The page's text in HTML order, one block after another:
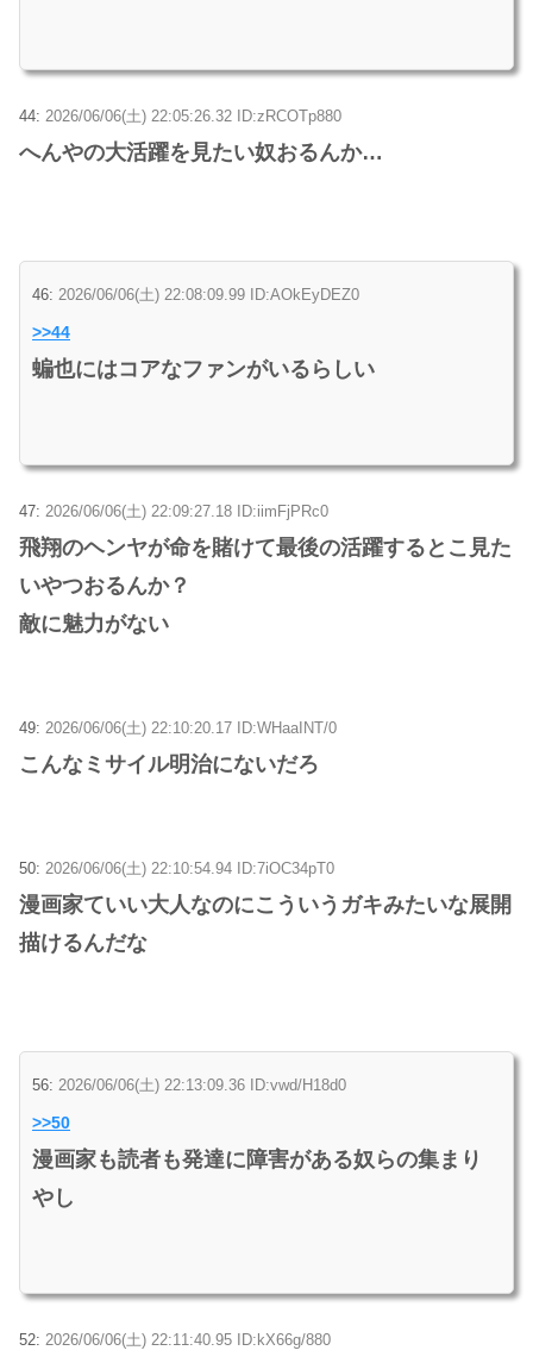
44: 2026/06/06(土) 22:05:26.32 ID:zRCOTp880
へんやの大活躍を見たい奴おるんか…
46: 2026/06/06(土) 22:08:09.99 ID:AOkEyDEZ0
>>44
蝙也にはコアなファンがいるらしい
47: 2026/06/06(土) 22:09:27.18 ID:iimFjPRc0
飛翔のヘンヤが命を賭けて最後の活躍するとこ見た
いやつおるんか？
敵に魅力がない
49: 2026/06/06(土) 22:10:20.17 ID:WHaaINT/0
こんなミサイル明治にないだろ
50: 2026/06/06(土) 22:10:54.94 ID:7iOC34pT0
漫画家ていい大人なのにこういうガキみたいな展開
描けるんだな
56: 2026/06/06(土) 22:13:09.36 ID:vwd/H18d0
>>50
漫画家も読者も発達に障害がある奴らの集まり
やし
52: 2026/06/06(土) 22:11:40.95 ID:kX66g/880